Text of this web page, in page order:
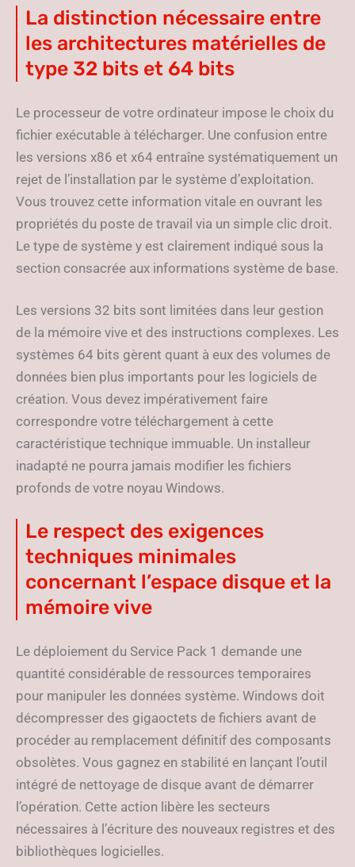
La distinction nécessaire entre
les architectures matérielles de
type 32 bits et 64 bits
Le processeur de votre ordinateur impose le choix du
fichier exécutable à télécharger. Une confusion entre
les versions x86 et x64 entraîne systématiquement un
rejet de l’installation par le système d’exploitation.
Vous trouvez cette information vitale en ouvrant les
propriétés du poste de travail via un simple clic droit.
Le type de système y est clairement indiqué sous la
section consacrée aux informations système de base.
Les versions 32 bits sont limitées dans leur gestion
de la mémoire vive et des instructions complexes. Les
systèmes 64 bits gèrent quant à eux des volumes de
données bien plus importants pour les logiciels de
création. Vous devez impérativement faire
correspondre votre téléchargement à cette
caractéristique technique immuable. Un installeur
inadapté ne pourra jamais modifier les fichiers
profonds de votre noyau Windows.
Le respect des exigences
techniques minimales
concernant l’espace disque et la
mémoire vive
Le déploiement du Service Pack 1 demande une
quantité considérable de ressources temporaires
pour manipuler les données système. Windows doit
décompresser des gigaoctets de fichiers avant de
procéder au remplacement définitif des composants
obsolètes. Vous gagnez en stabilité en lançant l’outil
intégré de nettoyage de disque avant de démarrer
l’opération. Cette action libère les secteurs
nécessaires à l’écriture des nouveaux registres et des
bibliothèques logicielles.